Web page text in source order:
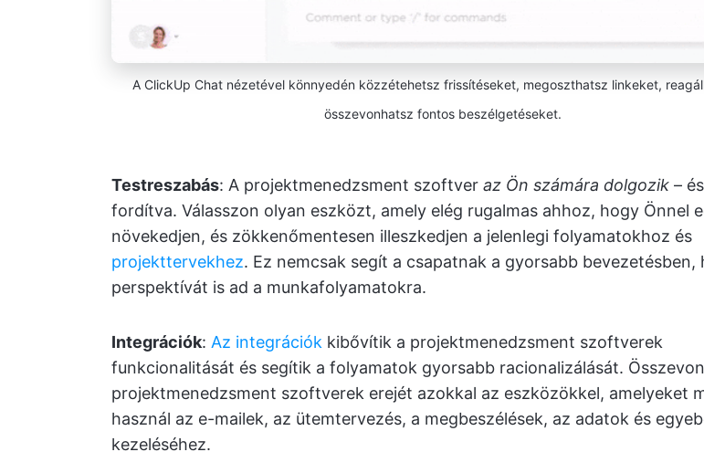
A ClickUp Chat nézetével könnyedén közzétehetsz frissítéseket, megoszthatsz linkeket,
összevonhatsz fontos beszélgetéseket.
Testreszabás: A projektmenedzsment szoftver az Ön számára dolgozik –
fordítva. Válasszon olyan eszközt, amely elég rugalmas ahhoz, hogy Önnel
növekedjen, és zökkenőmentesen illeszkedjen a jelenlegi folyamatokhoz és
projekttervekhez. Ez nemcsak segít a csapatnak a gyorsabb bevezetésben,
perspektívát is ad a munkafolyamatokra.
Integrációk: Az integrációk kibővítik a projektmenedzsment szoftverek
funkcionalitását és segítik a folyamatok gyorsabb racionalizálását.
projektmenedzsment szoftverek erejét azokkal az eszközökkel, amelyeket
használ az e-mailek, az ütemtervezés, a megbeszélések, az adatok és
kezeléséhez.